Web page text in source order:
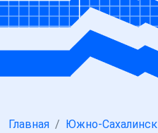
Главная
Южно-Сахалинск